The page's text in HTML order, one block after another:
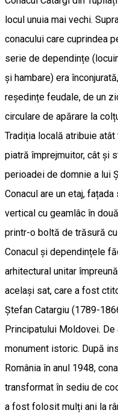
locul unuia mai vechi.
conacului care cuprindea
serie de dependințe
și hambare) era
reședințe feudale, de un
circulare de apărare la
Tradiția locală atribuie
piatră împrejmuitor, cât și
perioadei de domnie a lui
Conacul are un etaj,
vertical cu geamlâc în
printr-o boltă de trăsură
Conacul și dependințele
arhitectural unitar
același sat, care a fost
Ștefan Catargiu (1789-
Principatului Moldovei.
monument istoric. După
România în anul 1948,
transformat în sediu de
a fost folosit mulți ani la